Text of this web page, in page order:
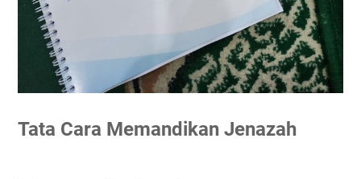
Tata Cara Memandikan Jenazah